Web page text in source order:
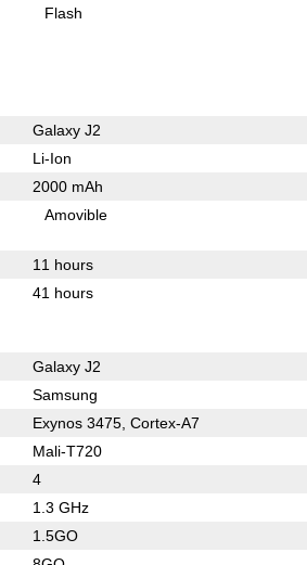
Flash
Galaxy J2
Li-Ion
2000 mAh
Amovible
11 hours
41 hours
Galaxy J2
Samsung
Exynos 3475, Cortex-A7
Mali-T720
4
1.3 GHz
1.5GO